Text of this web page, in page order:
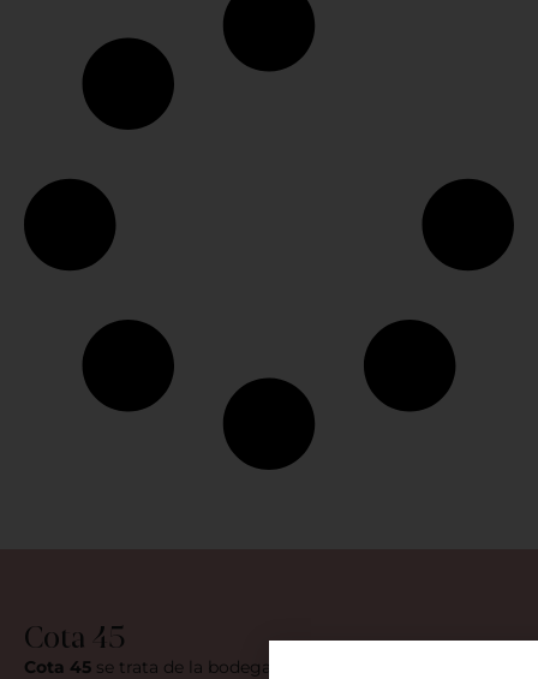
Cota 45
Cota 45 se trata de la bodega de Ramio Ibáñez Espinar,